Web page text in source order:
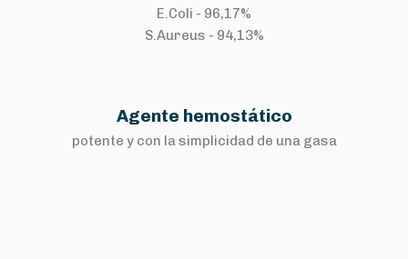
E.Coli - 96,17%
S.Aureus - 94,13%
Agente hemostático
potente y con la simplicidad de una gasa